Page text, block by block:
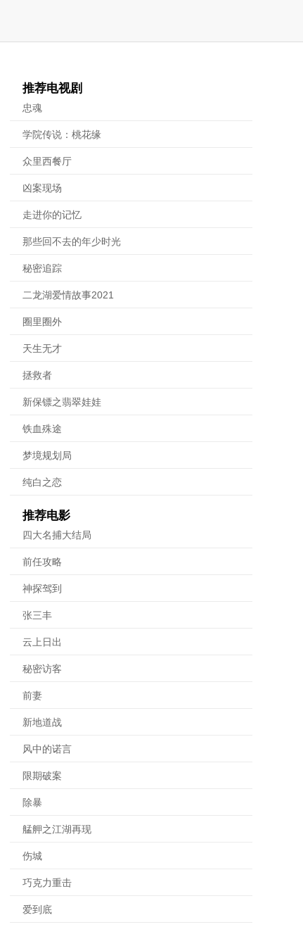
推荐电视剧
忠魂
学院传说：桃花缘
众里西餐厅
凶案现场
走进你的记忆
那些回不去的年少时光
秘密追踪
二龙湖爱情故事2021
圈里圈外
天生无才
拯救者
新保镖之翡翠娃娃
铁血殊途
梦境规划局
纯白之恋
推荐电影
四大名捕大结局
前任攻略
神探驾到
张三丰
云上日出
秘密访客
前妻
新地道战
风中的诺言
限期破案
除暴
艋舺之江湖再现
伤城
巧克力重击
爱到底